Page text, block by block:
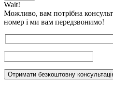
Wait!
Можливо, вам потрібна
номер і ми вам передзвонимо!